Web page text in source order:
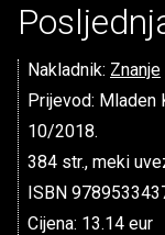
Nakladnik: Znanje
Prijevod: Mladen
10/2018.
384 str., meki
ISBN
Cijena: 13.14 eur